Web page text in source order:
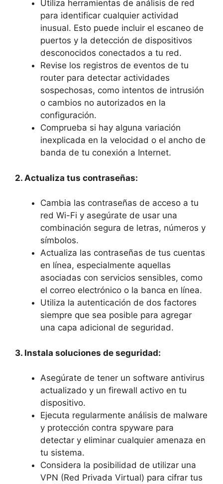
Utiliza ​herramientas ‍de análisis ⁣de red
para identificar cualquier actividad
inusual. ⁢Esto puede incluir el escaneo de
puertos y la detección‍ de‍ dispositivos
‌desconocidos conectados a tu red.
Revise los registros de eventos de ‍tu
router para detectar actividades
sospechosas, como intentos ⁣de intrusión
‌o cambios no autorizados en la
configuración.
Comprueba si hay ⁤alguna variación
inexplicada en la velocidad o ⁣el ancho de
banda de tu conexión a Internet.
2. Actualiza ⁢tus contraseñas:
Cambia las contraseñas de acceso a ​tu
red Wi-Fi​ y asegúrate de usar una ​
combinación ⁣segura de letras, números y
símbolos.
Actualiza las⁢ contraseñas de tus cuentas
en línea, especialmente aquellas
asociadas con servicios sensibles, como
⁣el correo electrónico o la⁢ banca en línea.
Utiliza ​la autenticación de‌ dos factores
siempre ⁢que⁢ sea posible para ​agregar‍
una capa adicional de‍ seguridad.
3. Instala soluciones⁣ de seguridad:
Asegúrate de tener ⁢un software antivirus
actualizado y un‌ firewall activo en tu
dispositivo.
Ejecuta regularmente⁢ análisis​ de malware
y protección contra spyware para
detectar y eliminar cualquier amenaza en
tu sistema.
Considera⁤ la posibilidad de ‌utilizar una
⁤VPN (Red‌ Privada Virtual) para​ cifrar‍ tus